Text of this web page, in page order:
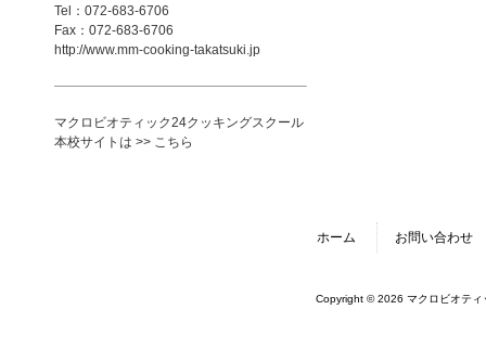
Tel：072-683-6706
Fax：072-683-6706
http://www.mm-cooking-takatsuki.jp
マクロビオティック24クッキングスクール
本校サイトは >> こちら
ホーム お問い合わせ
Copyright © 2026 マクロビオテ